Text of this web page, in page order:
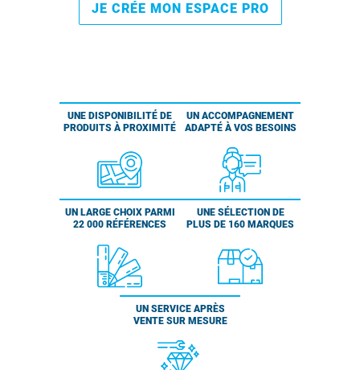
JE CRÉE MON ESPACE PRO
UNE DISPONIBILITÉ DE
PRODUITS À PROXIMITÉ
UN ACCOMPAGNEMENT
ADAPTÉ À VOS BESOINS
UN LARGE CHOIX PARMI
22 000 RÉFÉRENCES
UNE SÉLECTION DE
PLUS DE 160 MARQUES
UN SERVICE APRÈS
VENTE SUR MESURE